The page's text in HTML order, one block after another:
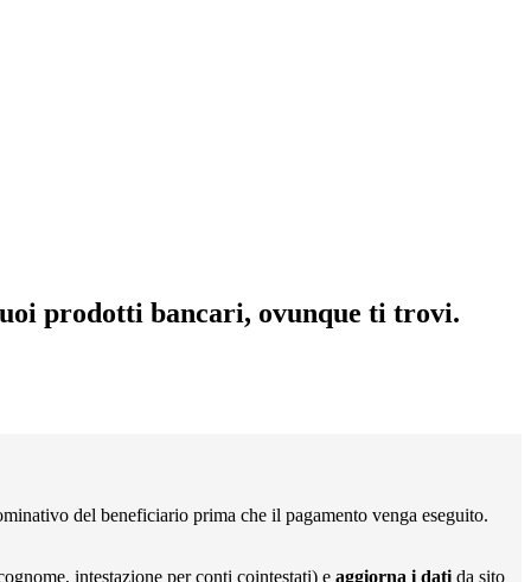
prodotti bancari, ovunque ti trovi.
del beneficiario prima che il pagamento venga eseguito.
intestazione per conti cointestati) e aggiorna i dati da sito